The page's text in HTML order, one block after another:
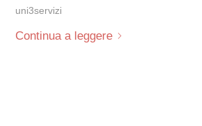
uni3servizi
Continua a leggere